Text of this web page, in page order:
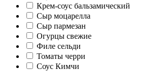
Крем-соус бальзамический
Сыр моцарелла
Сыр пармезан
Огурцы свежие
Филе сельди
Томаты черри
Соус Кимчи